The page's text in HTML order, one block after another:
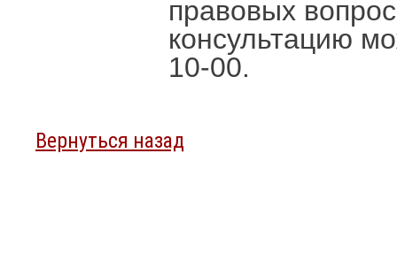
правовых
консультацию
10-00.
Вернуться назад